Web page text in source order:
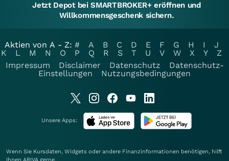
Jetzt Depot bei SMARTBROKER+ eröffnen und
Willkommensgeschenk sichern.
Aktien von A - Z: # A B C D E F G H I
J
K
L M N O P Q R S T U V W X Y
Z
Impressum
Disclaimer Datenschutz
Datenschutz-
Einstellungen
Nutzungsbedingungen
Unsere Apps:
Wenn Sie Kursdaten, Widgets oder andere Finanzinformationen benötigen, hilft